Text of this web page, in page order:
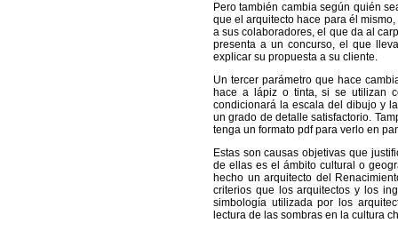
Pero también cambia según quién
que el arquitecto hace para él
a sus colaboradores, el que da al
presenta a un concurso, el que
explicar su propuesta a su cliente.
Un tercer parámetro que hace
hace a lápiz o tinta, si se utilizan
condicionará la escala del dibujo y
un grado de detalle satisfactorio.
tenga un formato pdf para verlo en
Estas son causas objetivas que
de ellas es el ámbito cultural o
hecho un arquitecto del
criterios que los arquitectos y los
simbología utilizada por los
lectura de las sombras en la cultura